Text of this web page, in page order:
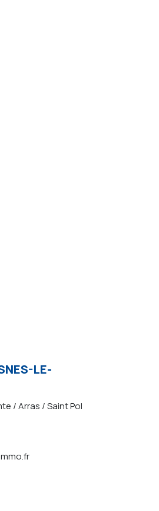
LE-
/ Arras / Saint Pol